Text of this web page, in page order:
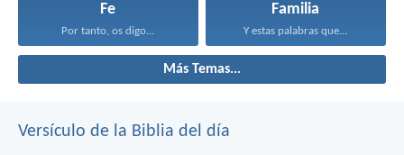
Fe
Por tanto, os digo...
Familia
Y estas palabras que...
Más Temas...
Versículo de la Biblia del día